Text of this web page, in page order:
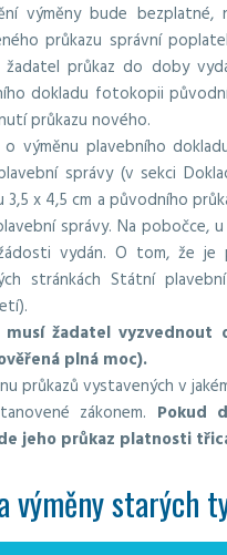
výměny bude
průkazu správní
žadatel průkaz do doby
dokladu fotokopii
průkazu nového.
výměnu plavebního
správy (v sekci
3,5 x 4,5 cm a původního
správy. Na pobočce,
vydán. O tom, že je
stránkách Státní
musí žadatel
plná moc).
průkazů vystavených v
zákonem. Pokud
jeho průkaz platnosti
výměny starých